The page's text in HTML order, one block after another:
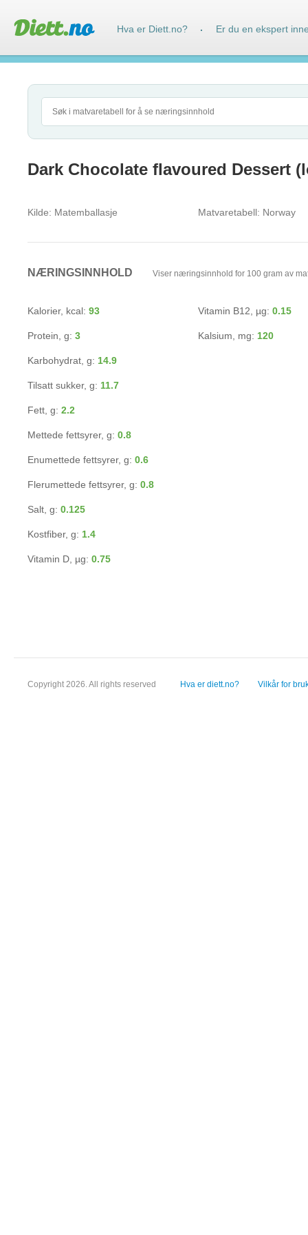
Dark Chocolate flavoured Dessert
Kilde: Matemballasje Matvaretabell: Norway
NÆRINGSINNHOLD Viser næringsinnhold for 100 gram av
Kalorier, kcal: 93
Protein, g: 3
Karbohydrat, g: 14.9
Tilsatt sukker, g: 11.7
Fett, g: 2.2
Mettede fettsyrer, g: 0.8
Enumettede fettsyrer, g: 0.6
Flerumettede fettsyrer, g: 0.8
Salt, g: 0.125
Kostfiber, g: 1.4
Vitamin D, µg: 0.75
Vitamin B12, µg: 0.15
Kalsium, mg: 120
Copyright 2026. All rights reserved Hva er diett.no? Vilkår for
Hva er Diett.no? · Er du en ekspert